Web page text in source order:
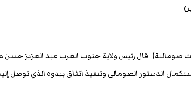
صومالية)- قال رئيس ولاية جنوب الغرب عبد العزيز